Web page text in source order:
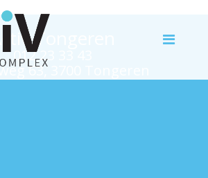
Tongeren
012 23 33 43
63, 3700 Tongeren